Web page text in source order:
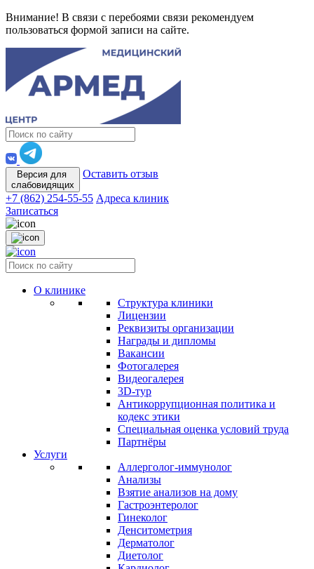
Внимание! В связи с перебоями связи рекомендуем
пользоваться формой записи на сайте.
Версия для
слабовидящих
Оставить отзыв
+7 (862) 254-55-55 Адреса клиник
Записаться
О клинике
Структура клиники
Лицензии
Реквизиты организации
Награды и дипломы
Вакансии
Фотогалерея
Видеогалерея
3D-тур
Антикоррупционная политика и
кодекс этики
Специальная оценка условий труда
Партнёры
Услуги
Аллерголог-иммунолог
Анализы
Взятие анализов на дому
Гастроэнтеролог
Гинеколог
Денситометрия
Дерматолог
Диетолог